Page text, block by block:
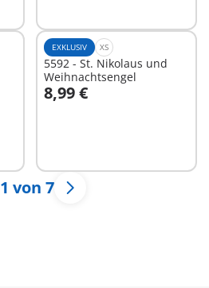
EXKLUSIV XS
5592 - St. Nikolaus und
Weihnachtsengel
8,99 €
In den Warenkorb
1 von 7